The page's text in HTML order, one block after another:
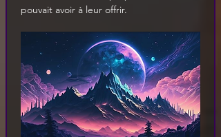
pouvait avoir à leur offrir.